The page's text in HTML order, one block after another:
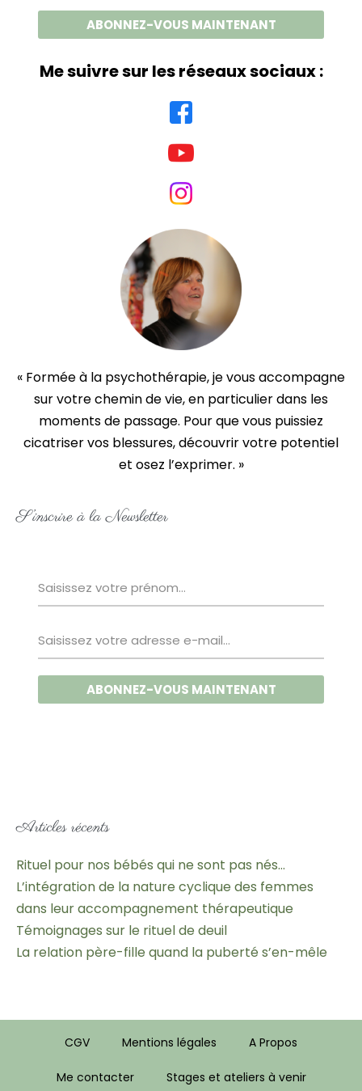
Me suivre sur les réseaux sociaux :
« Formée à la psychothérapie, je vous accompagne
sur votre chemin de vie, en particulier dans les
moments de passage. Pour que vous puissiez
cicatriser vos blessures, découvrir votre potentiel
et osez l’exprimer. »
S’inscrire à la Newsletter
Articles récents
Rituel pour nos bébés qui ne sont pas nés…
L’intégration de la nature cyclique des femmes
dans leur accompagnement thérapeutique
Témoignages sur le rituel de deuil
La relation père-fille quand la puberté s’en-mêle
CGV Mentions légales A Propos
Me contacter Stages et ateliers à venir